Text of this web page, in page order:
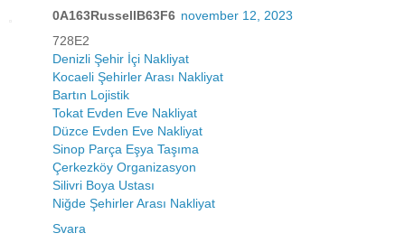
0A163RussellB63F6 november 12, 2023
728E2
Denizli Şehir İçi Nakliyat
Kocaeli Şehirler Arası Nakliyat
Bartın Lojistik
Tokat Evden Eve Nakliyat
Düzce Evden Eve Nakliyat
Sinop Parça Eşya Taşıma
Çerkezköy Organizasyon
Silivri Boya Ustası
Niğde Şehirler Arası Nakliyat
Svara